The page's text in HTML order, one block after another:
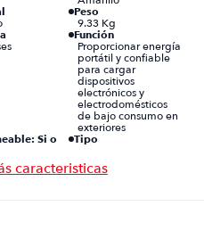
Peso
9.33 Kg
Función
Proporcionar energía
portátil y confiable
para cargar
dispositivos
electrónicos y
electrodomésticos
de bajo consumo en
exteriores
Si o
Tipo
Conectividad